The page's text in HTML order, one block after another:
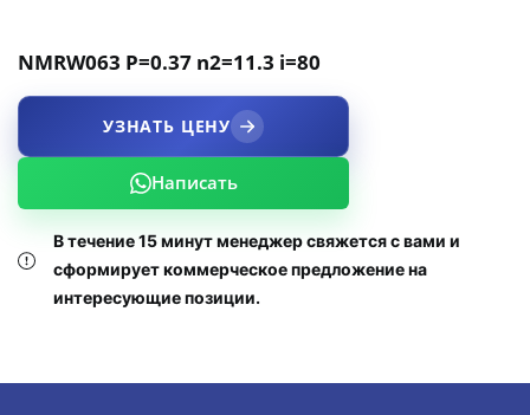
NMRW063 P=0.37 n2=11.3 i=80
УЗНАТЬ ЦЕНУ
Написать
В течение 15 минут менеджер свяжется с вами и
сформирует коммерческое предложение на
интересующие позиции.